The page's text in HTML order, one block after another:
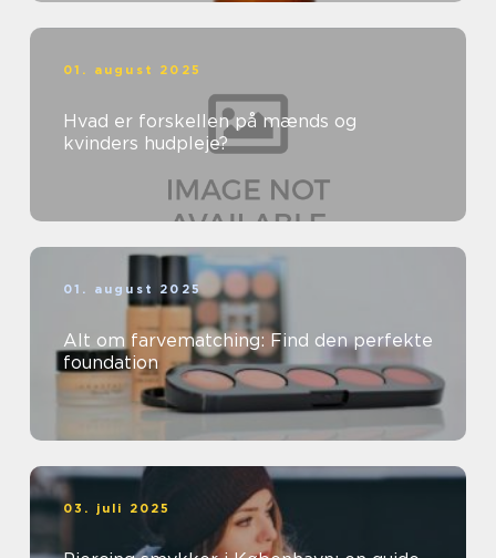
01. august 2025
Hvad er forskellen på mænds og
kvinders hudpleje?
01. august 2025
Alt om farvematching: Find den perfekte
foundation
03. juli 2025